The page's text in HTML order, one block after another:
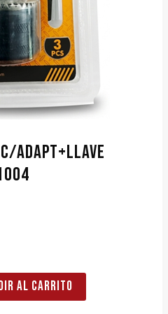
ADAPT+LLAVE
AL CARRITO